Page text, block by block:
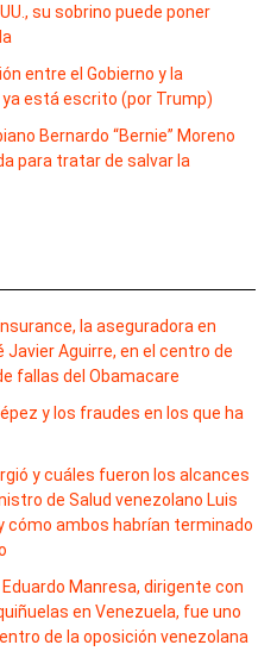
su sobrino puede poner
entre el Gobierno y la
está escrito (por Trump)
Bernardo “Bernie” Moreno
para tratar de salvar la
la aseguradora en
Javier Aguirre, en el centro de
fallas del Obamacare
y los fraudes en los que ha
y cuáles fueron los alcances
de Salud venezolano Luis
cómo ambos habrían terminado
Manresa, dirigente con
en Venezuela, fue uno
de la oposición venezolana